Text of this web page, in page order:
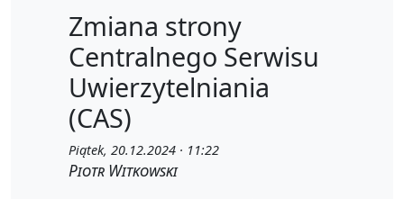
Zmiana strony
Centralnego Serwisu
Uwierzytelniania
(CAS)
Piątek, 20.12.2024 · 11:22
Piotr Witkowski